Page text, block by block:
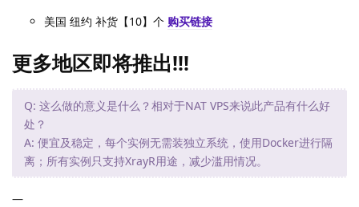
美国 纽约 补货【10】个 购买链接
更多地区即将推出!!!
Q: 这么做的意义是什么？相对于NAT VPS来说此产品有什么好
处？
A: 便宜及稳定，每个实例无需装独立系统，使用Docker进行隔
离；所有实例只支持XrayR用途，减少滥用情况。
—